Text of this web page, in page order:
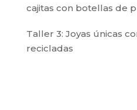
cajitas con botellas de
Taller 3: Joyas únicas
recicladas